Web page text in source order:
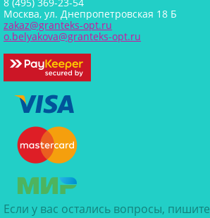
Москва, ул. Днепропетровская 18 Б
zakaz@granteks-opt.ru
o.belyakova@granteks-opt.ru
Если у вас остались вопросы, пишите